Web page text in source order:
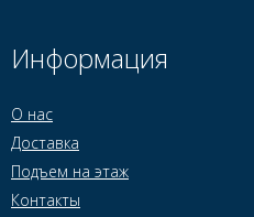
Информация
О нас
Доставка
Подъем на этаж
Контакты